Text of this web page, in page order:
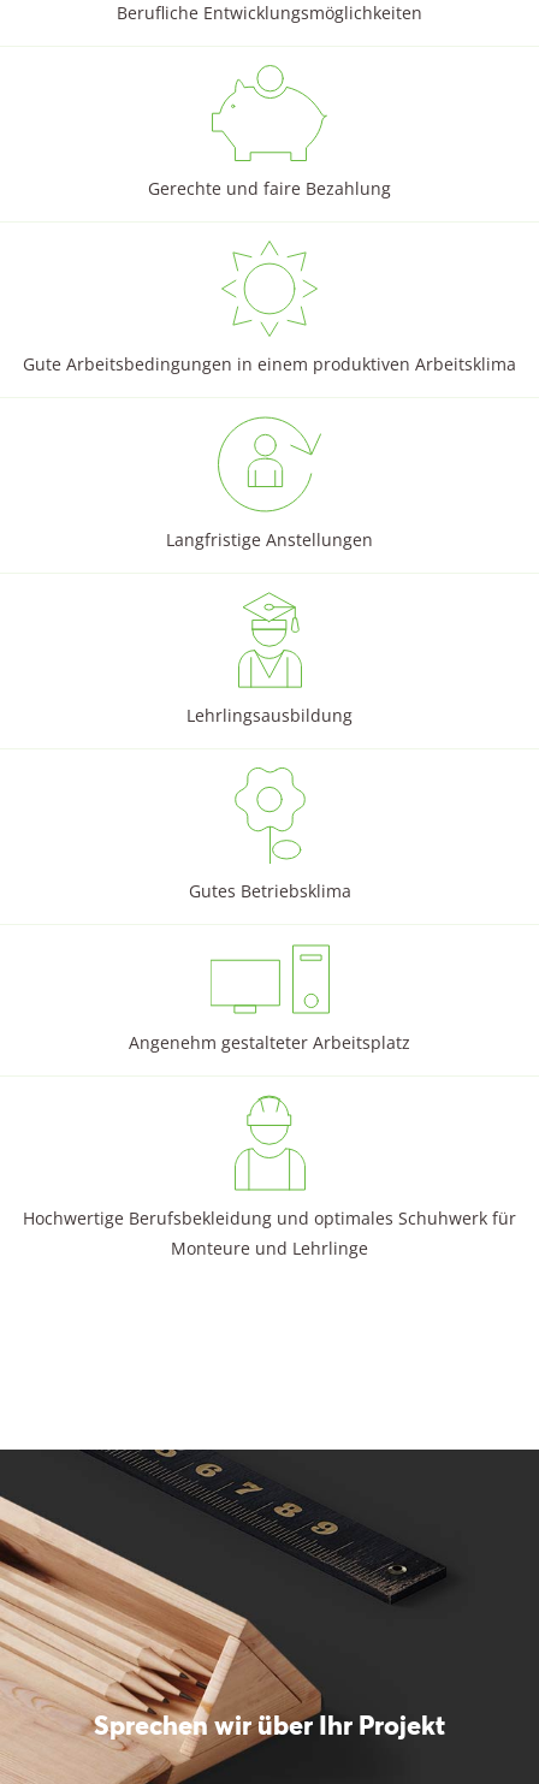
Berufliche Entwicklungsmöglichkeiten
Gerechte und faire Bezahlung
Gute Arbeitsbedingungen in einem produktiven Arbeitsklima
Langfristige Anstellungen
Lehrlingsausbildung
Gutes Betriebsklima
Angenehm gestalteter Arbeitsplatz
Hochwertige Berufsbekleidung und optimales Schuhwerk für
Monteure und Lehrlinge
Sprechen wir über Ihr Projekt